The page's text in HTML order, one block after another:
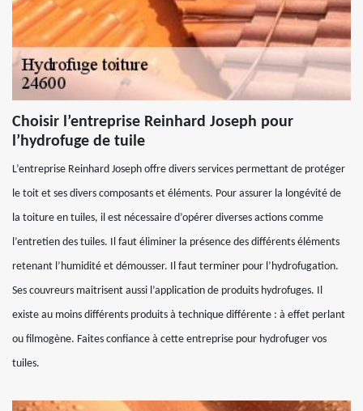
Choisir l’entreprise Reinhard Joseph pour
l’hydrofuge de tuile
L’entreprise Reinhard Joseph offre divers services permettant de protéger
le toit et ses divers composants et éléments. Pour assurer la longévité de
la toiture en tuiles, il est nécessaire d’opérer diverses actions comme
l’entretien des tuiles. Il faut éliminer la présence des différents éléments
retenant l’humidité et démousser. Il faut terminer pour l’hydrofugation.
Ses couvreurs maitrisent aussi l’application de produits hydrofuges. Il
existe au moins différents produits à technique différente : à effet perlant
ou filmogène. Faites confiance à cette entreprise pour hydrofuger vos
tuiles.